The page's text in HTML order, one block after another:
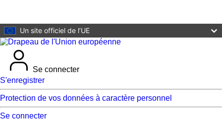
Un site officiel de l’UE
Se connecter
S'enregistrer
Protection de vos données à caractère personnel
Se connecter